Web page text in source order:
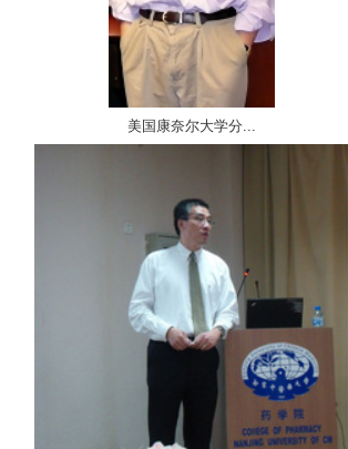
美国康奈尔大学分...